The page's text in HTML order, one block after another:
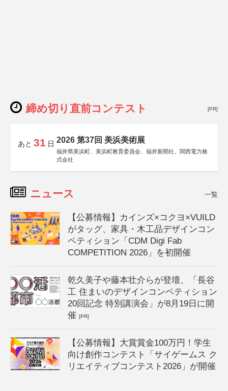
締め切り直前コンテスト [PR]
あと 31 日 2026 第37回 美浜美術展
福井県美浜町、美浜町教育委員会、福井新聞社、関西電力株
式会社
ニュース 一覧
【公募情報】カインズ×コクヨ×VUILD
がタッグ、家具・木工品デザインコン
ペティション「CDM Digi Fab
COMPETITION 2026」を初開催
乾久美子や藤本壮介らが登壇、「長谷
工 住まいのデザインコンペティション
20回記念 特別講演会」が8月19日に開
催[PR]
【公募情報】大賞賞金100万円！学生
向け創作コンテスト「サイゲームス ク
リエイティブコンテスト2026」が開催